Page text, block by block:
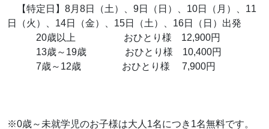
【特定日】8月8日（土）、9日（日）、10日（月）、11
日（火）、14日（金）、15日（土）、16日（日）出発
20歳以上 おひとり様 12,900円
13歳～19歳 おひとり様 10,400円
7歳～12歳 おひとり様 7,900円
※0歳～未就学児のお子様は大人1名につき1名無料です。